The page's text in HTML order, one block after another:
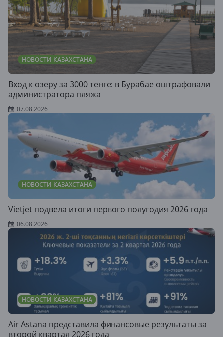
НОВОСТИ КАЗАХСТАНА
Вход к озеру за 3000 тенге: в Бурабае оштрафовали
администратора пляжа
07.08.2026
НОВОСТИ КАЗАХСТАНА
Vietjet подвела итоги первого полугодия 2026 года
06.08.2026
НОВОСТИ КАЗАХСТАНА
Air Astana представила финансовые результаты за
второй квартал 2026 года